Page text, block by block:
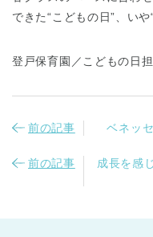
できた“こどもの日”、い
登戸保育園／こどもの日
前の記事 ベネッ
前の記事
成長を感